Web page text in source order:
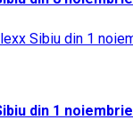
din 1 noiembrie